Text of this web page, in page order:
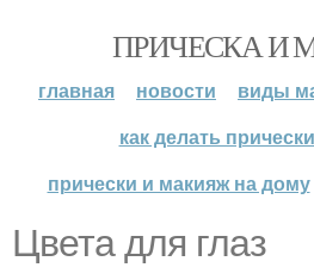
ПРИЧЕСКА И
главная новости
виды
как делать
прически и макияж на дому
Цвета для глаз